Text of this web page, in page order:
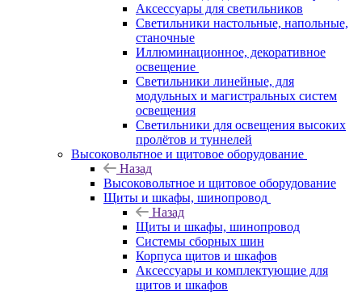
Аксессуары для светильников
Светильники настольные, напольные,
станочные
Иллюминационное, декоративное
освещение
Светильники линейные, для
модульных и магистральных систем
освещения
Светильники для освещения высоких
пролётов и туннелей
Высоковольтное и щитовое оборудование
Назад
Высоковольтное и щитовое оборудование
Щиты и шкафы, шинопровод
Назад
Щиты и шкафы, шинопровод
Системы сборных шин
Корпуса щитов и шкафов
Аксессуары и комплектующие для
щитов и шкафов